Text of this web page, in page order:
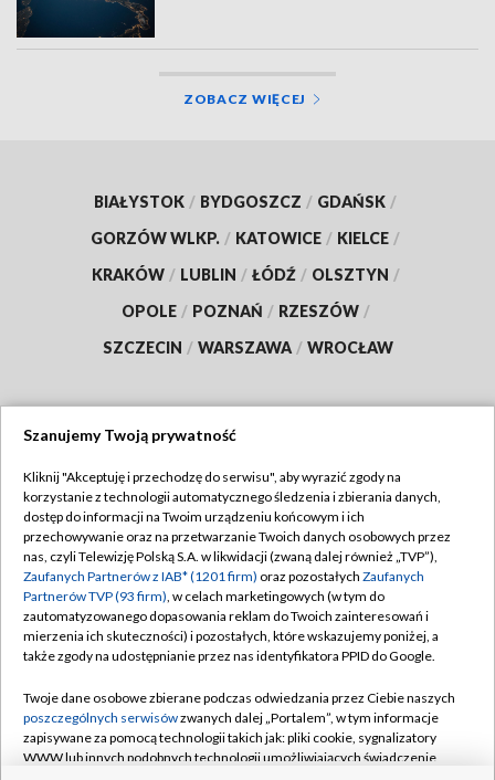
ZOBACZ WIĘCEJ
BIAŁYSTOK / BYDGOSZCZ / GDAŃSK /
GORZÓW WLKP. / KATOWICE / KIELCE /
KRAKÓW / LUBLIN / ŁÓDŹ / OLSZTYN /
OPOLE / POZNAŃ / RZESZÓW /
SZCZECIN / WARSZAWA / WROCŁAW
TVP
Abonament TVP
Emisja w TVP
Centrum informacji TVP
Naziemna Telewizja Cyfrowa
Rada Programowa
System NOS
Regulamin TVP
Polityka prywatności
Moje zgody
Pomoc
Kontakt
Szanujemy Twoją prywatność
Kliknij "Akceptuję i przechodzę do serwisu", aby wyrazić zgody na
korzystanie z technologii automatycznego śledzenia i zbierania danych,
dostęp do informacji na Twoim urządzeniu końcowym i ich
przechowywanie oraz na przetwarzanie Twoich danych osobowych przez
nas, czyli Telewizję Polską S.A. w likwidacji (zwaną dalej również „TVP”),
Zaufanych Partnerów z IAB* (1201 firm) oraz pozostałych Zaufanych
Partnerów TVP (93 firm), w celach marketingowych (w tym do
zautomatyzowanego dopasowania reklam do Twoich zainteresowań i
mierzenia ich skuteczności) i pozostałych, które wskazujemy poniżej, a
także zgody na udostępnianie przez nas identyfikatora PPID do Google.
Twoje dane osobowe zbierane podczas odwiedzania przez Ciebie naszych
poszczególnych serwisówzwanych dalej „Portalem”, w tym informacje
zapisywane za pomocą technologii takich jak: pliki cookie, sygnalizatory
WWW lub innych podobnych technologii umożliwiających świadczenie